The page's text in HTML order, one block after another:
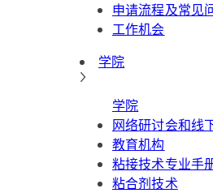
申请流程及常见
工作机会
学院
学院
网络研讨会和线
教育机构
粘接技术专业手
粘合剂技术